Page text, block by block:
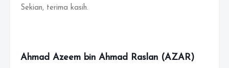
Sekian, terima kasih.
Ahmad Azeem bin Ahmad Raslan (AZAR)